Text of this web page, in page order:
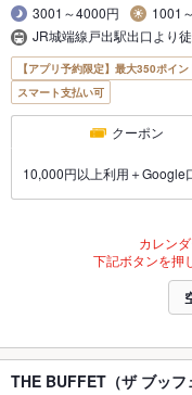
3001～4000円
1001
JR城端線戸出駅出口より
【アプリ予約限定】最大350ポイ
スマート支払い可
クーポン
10,000円以上利用＋Google
カレン
下記ボタンを押
THE BUFFET（ザ ブッフ